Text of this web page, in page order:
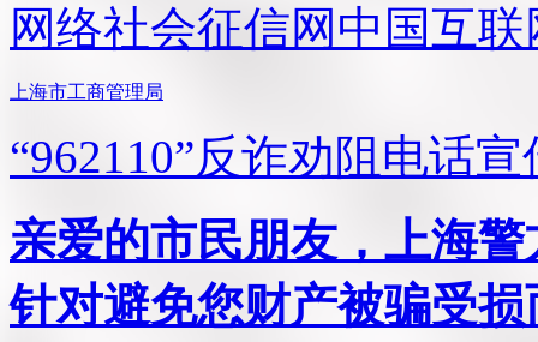
网络社会征信网 中国互
上海市工商管理局
“962110”反诈劝阻电话宣
亲爱的市民朋友，上海
针对避免您财产被骗受